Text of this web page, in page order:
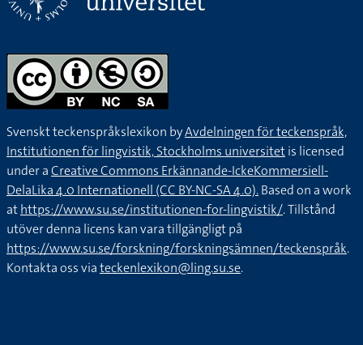
Svenskt teckenspråkslexikon byAvdelningen för teckenspråk,
Institutionen för lingvistik, Stockholms universitetis licensed
under aCreative Commons Erkännande-IckeKommersiell-
DelaLika 4.0 Internationell (CC BY-NC-SA 4.0).Based on a work
athttps://www.su.se/institutionen-for-lingvistik/. Tillstånd
utöver denna licens kan vara tillgängligt på
https://www.su.se/forskning/forskningsämnen/teckenspråk.
Kontakta oss viateckenlexikon@ling.su.se.